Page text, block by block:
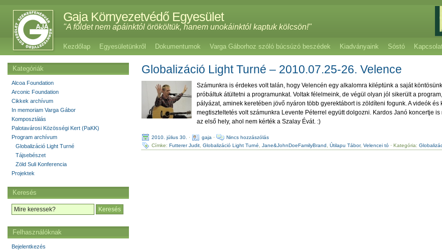
Gaja Környezetvédő Egyesület
"A földet nem apáinktól örököltük, hanem unokáinktól kaptuk kölcsön!"
Kezdőlap Egyesületünkről Dokumentumok Varga Gáborhoz szóló búcsúzó beszédek Kiadványaink Sóstó
Globalizáció Light Turné – 2010.07.25-26. Velence
Számunkra is érdekes volt talán, hogy Velencén egy alkalomra kiléptünk a saját
próbáltuk átültetni a programunkat. Voltak félelmeink, de végül olyan jól sikerült a
pályázat, aminek keretében jövő nyáron több gyerektábort is zöldíteni fogunk. A videók
megtiszteltetés volt számunkra Levente Péterrel együtt dolgozni. Kardos Janó koncertje
az első hely, ahol nem kérték a Szalay Évát. :)
2010. július 30. · gaja ·
Nincs hozzászólás
Címke:Futterer Judit ,Globalizáció Light Turné ,Jane&JohnDoeFamilyBrand ,Útilapu Tábor,Velencei tó · Kategória:
Kategóriák
Alcoa Foundation
Arconic Foundation
Cikkek archívum
In memoriam Varga Gábor
Komposztálás
Palotavárosi Közösségi Kert (PaKK)
Program archívum
Globalizáció Light Turné
Tájsebészet
Zöld Suli Konferencia
Projektek
Keresés
Felhasználóknak
Bejelentkezés